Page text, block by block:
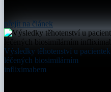
přejít na článek
Výsledky těhotenství u
léčených biosimilárním
infliximabem